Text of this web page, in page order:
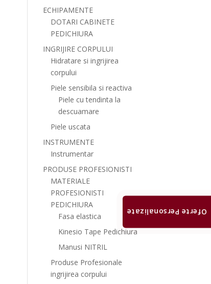
ECHIPAMENTE
DOTARI CABINETE
PEDICHIURA
INGRIJIRE CORPULUI
Hidratare si ingrijirea
corpului
Piele sensibila si reactiva
Piele cu tendinta la
descuamare
Piele uscata
INSTRUMENTE
Instrumentar
PRODUSE PROFESIONISTI
MATERIALE
PROFESIONISTI
PEDICHIURA
Fasa elastica
Kinesio Tape Pedichiura
Manusi NITRIL
Produse Profesionale
ingrijirea corpului
Oferte Personalizate